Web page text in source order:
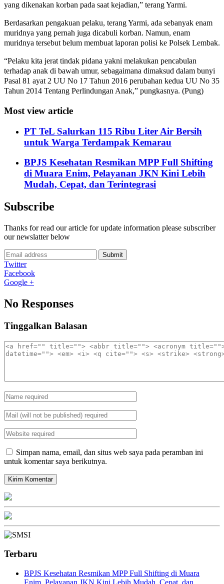
yang dikenakan korban pada saat kejadian,” terang Yarmi.
Berdasarkan pengakuan pelaku, terang Yarmi, ada sebanyak enam
muridnya yang pernah juga dicabuli korban. Namun, enam
muridnya tersebut belum membuat laporan polisi ke Polsek Lembak.
“Pelaku kita jerat tindak pidana yakni melakukan pencabulan
terhadap anak di bawah umur, sebagaimana dimaksud dalam bunyi
Pasal 81 ayat 2 UU No 17 Tahun 2016 perubahan kedua UU No 35
Tahun 2014 Tentang Perlindungan Anak,” pungkasnya. (Pung)
Most view article
PT TeL Salurkan 115 Ribu Liter Air Bersih
untuk Warga Terdampak Kemarau
BPJS Kesehatan Resmikan MPP Full Shifting
di Muara Enim, Pelayanan JKN Kini Lebih
Mudah, Cepat, dan Terintegrasi
Subscribe
Thanks for read our article for update information please subscriber
our newslatter below
Submit
Twitter
Facebook
Google +
No Responses
Tinggalkan Balasan
Simpan nama, email, dan situs web saya pada peramban ini
untuk komentar saya berikutnya.
Terbaru
BPJS Kesehatan Resmikan MPP Full Shifting di Muara
Enim, Pelayanan JKN Kini Lebih Mudah, Cepat, dan